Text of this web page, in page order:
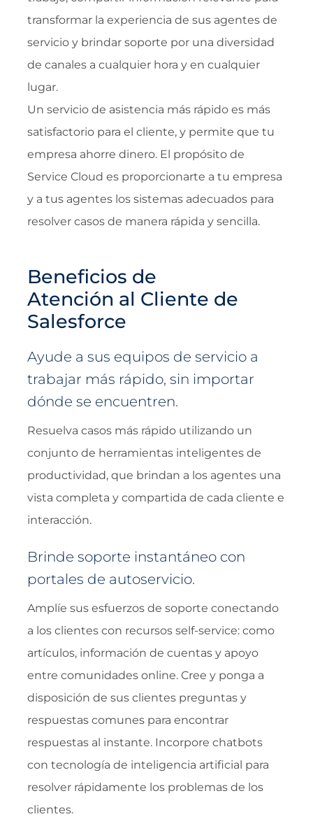
transformar la experiencia de sus agentes de
servicio y brindar soporte por una diversidad
de canales a cualquier hora y en cualquier
lugar.
Un servicio de asistencia más rápido es más
satisfactorio para el cliente, y permite que tu
empresa ahorre dinero. El propósito de
Service Cloud es proporcionarte a tu empresa
y a tus agentes los sistemas adecuados para
resolver casos de manera rápida y sencilla.
Beneficios de
Atención al Cliente de
Salesforce
Ayude a sus equipos de servicio a
trabajar más rápido, sin importar
dónde se encuentren.
Resuelva casos más rápido utilizando un
conjunto de herramientas inteligentes de
productividad, que brindan a los agentes una
vista completa y compartida de cada cliente e
interacción.
Brinde soporte instantáneo con
portales de autoservicio.
Amplíe sus esfuerzos de soporte conectando
a los clientes con recursos self-service: como
artículos, información de cuentas y apoyo
entre comunidades online. Cree y ponga a
disposición de sus clientes preguntas y
respuestas comunes para encontrar
respuestas al instante. Incorpore chatbots
con tecnología de inteligencia artificial para
resolver rápidamente los problemas de los
clientes.